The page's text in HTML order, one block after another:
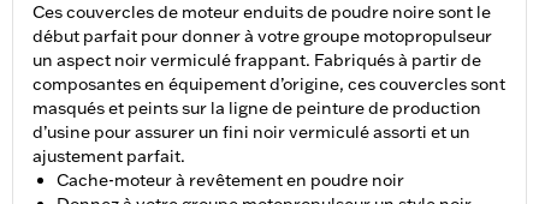
Ces couvercles de moteur enduits de poudre noire sont le
début parfait pour donner à votre groupe motopropulseur
un aspect noir vermiculé frappant. Fabriqués à partir de
composantes en équipement d’origine, ces couvercles sont
masqués et peints sur la ligne de peinture de production
d’usine pour assurer un fini noir vermiculé assorti et un
ajustement parfait.
Cache-moteur à revêtement en poudre noir